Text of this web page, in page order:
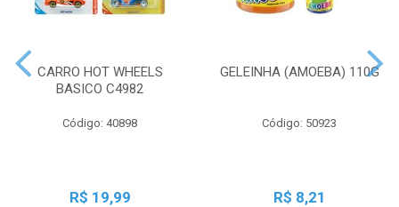
CARRO HOT WHEELS
BASICO C4982
Código: 40898
R$ 19,99
GELEINHA (AMOEBA) 110G
Código: 50923
R$ 8,21